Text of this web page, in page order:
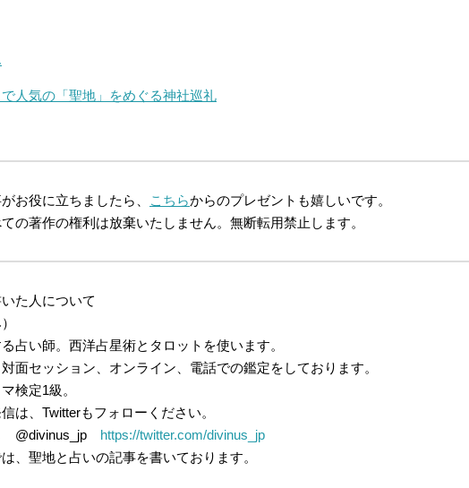
人気の「聖地」をめぐる神社巡礼
お役に立ちましたら、 こちらからのプレゼントも嬉しいです。
の著作の権利は放棄いたしません。無断転用禁止します。
た人について
占い師。西洋占星術とタロットを使います。
面セッション、オンライン、電話での鑑定をしております。
検定1級。
は、Twitterもフォローください。
@divinus_jp https://twitter.com/divinus_jp
、聖地と占いの記事を書いております。